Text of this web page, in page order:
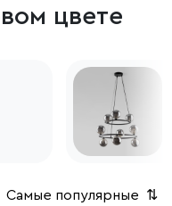
цвете
Самые популярные ⇅